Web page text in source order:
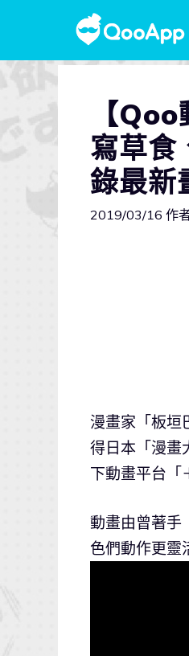
【
寫草食
錄最新
2019/03/16 作
漫畫家「板垣
得日本「漫畫
下動畫平台「
動畫由曾著手
色們動作更靈